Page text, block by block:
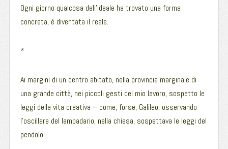
Ogni giorno qualcosa dell’ideale ha trovato una forma
concreta, è diventata il reale.
*
Ai margini di un centro abitato, nella provincia marginale di
una grande città, nei piccoli gesti del mio lavoro, sospetto le
leggi della vita creativa – come, forse, Galileo, osservando
l’oscillare del lampadario, nella chiesa, sospettava le leggi del
pendolo…